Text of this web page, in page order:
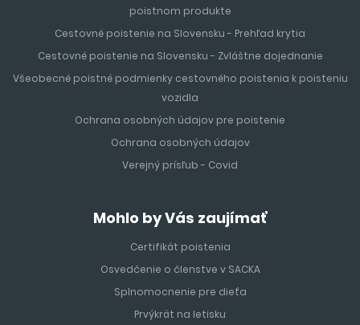
poistnom produkte
Cestovné poistenie na Slovensku - Prehľad krytia
Cestovné poistenie na Slovensku - Zvláštne dojednanie
Všeobecné poistné podmienky cestovného poistenia k poisteniu
vozidla
Ochrana osobných údajov pre poistenie
Ochrana osobných údajov
Verejný prísľub - Covid
Mohlo by Vás zaujímať
Certifikát poistenia
Osvedčenie o členstve v SACKA
Splnomocnenie pre dieťa
Prvýkrát na letisku